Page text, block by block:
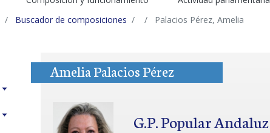
Buscador de composiciones Palacios Pérez, Amelia
Amelia Palacios Pérez
G.P. Popular Andaluz